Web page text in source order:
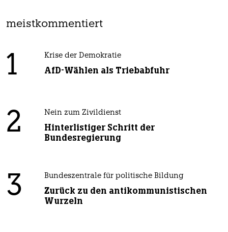
meistkommentiert
1 Krise der Demokratie
AfD-Wählen als Triebabfuhr
2 Nein zum Zivildienst
Hinterlistiger Schritt der
Bundesregierung
3 Bundeszentrale für politische Bildung
Zurück zu den antikommunistischen
Wurzeln